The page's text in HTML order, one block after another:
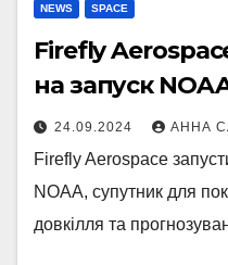
NEWS SPACE
Firefly
на запуск
24.09.2024 АННА
Firefly Aerospace
NOAA, супутник для
довкілля та